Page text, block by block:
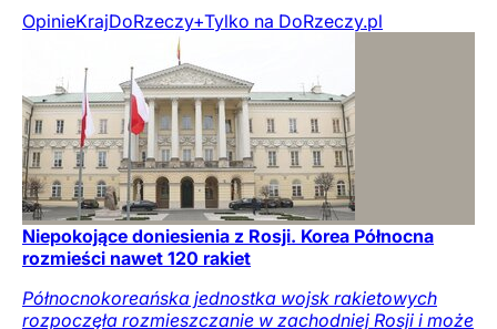
OpinieKrajDoRzeczy+Tylko na DoRzeczy.pl
Niepokojące doniesienia z Rosji. Korea Północna
rozmieści nawet 120 rakiet
Północnokoreańska jednostka wojsk rakietowych
rozpoczęła rozmieszczanie w zachodniej Rosji i może